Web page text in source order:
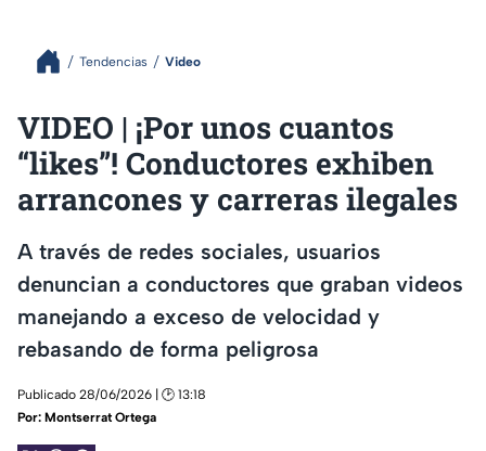
Tendencias Video
VIDEO | ¡Por unos cuantos
“likes”! Conductores exhiben
arrancones y carreras ilegales
A través de redes sociales, usuarios
denuncian a conductores que graban videos
manejando a exceso de velocidad y
rebasando de forma peligrosa
Publicado 28/06/2026 | 🕑 13:18
Por: Montserrat Ortega